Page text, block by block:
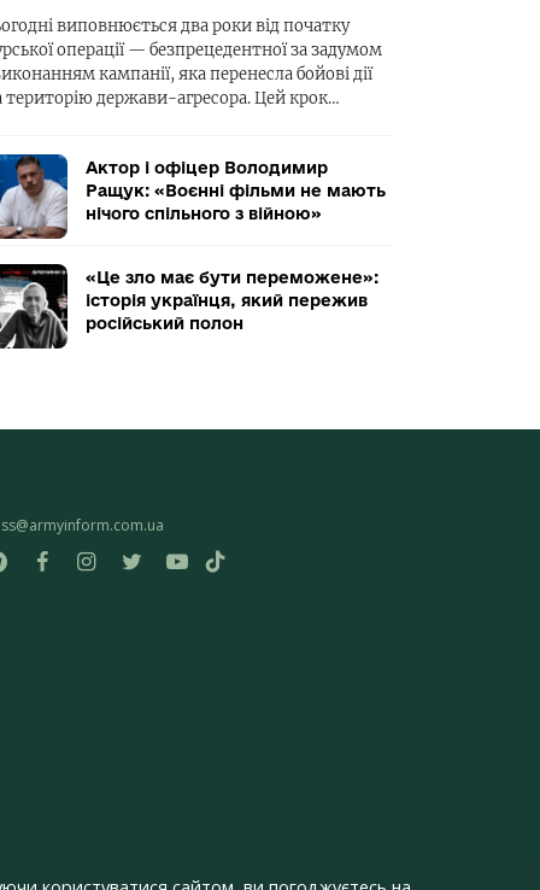
виповнюється два роки від початку
операції — безпрецедентної за задумом
кампанії, яка перенесла бойові дії
територію держави-агресора. Цей крок…
Актор і офіцер Володимир
Ращук: «Воєнні фільми не мають
нічого спільного з війною»
«Це зло має бути переможене»:
історія українця, який пережив
російський полон